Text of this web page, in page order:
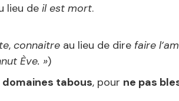
lieu de il est mort.
, connaitre au lieu de dire faire
Ève. »)
domaines tabous, pour ne pas